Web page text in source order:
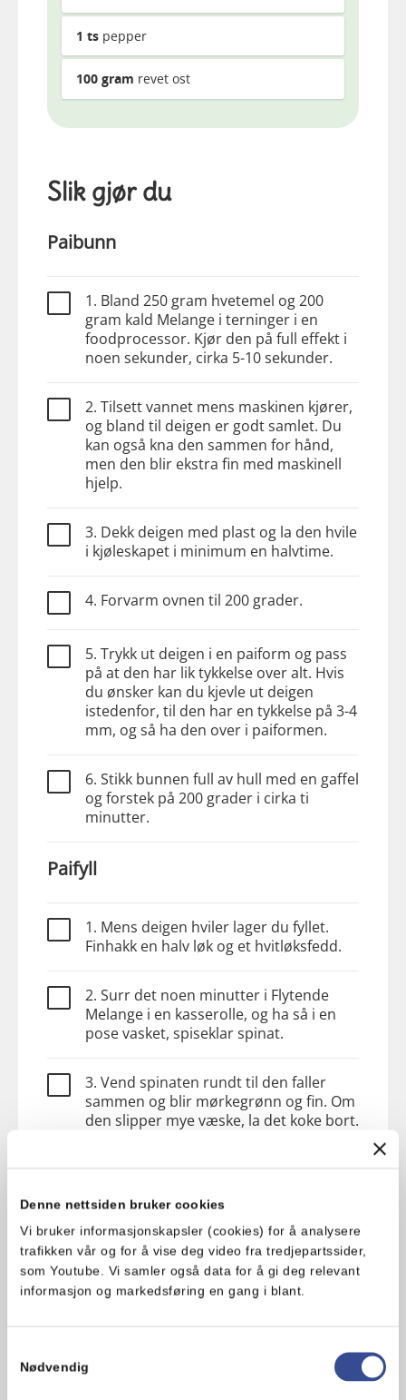
Denne nettsiden bruker cookies
Vi bruker informasjonskapsler (cookies) for å analysere
trafikken vår og for å vise deg video fra tredjepartssider,
som Youtube. Vi samler også data for å gi deg relevant
informasjon og markedsføring en gang i blant.
Nødvendig
1 ts pepper
100 gram revet ost
Slik gjør du
Paibunn
1. Bland 250 gram hvetemel og 200
gram kald Melange i terninger i en
foodprocessor. Kjør den på full effekt i
noen sekunder, cirka 5-10 sekunder.
2. Tilsett vannet mens maskinen kjører,
og bland til deigen er godt samlet. Du
kan også kna den sammen for hånd,
men den blir ekstra fin med maskinell
hjelp.
3. Dekk deigen med plast og la den hvile
i kjøleskapet i minimum en halvtime.
4. Forvarm ovnen til 200 grader.
5. Trykk ut deigen i en paiform og pass
på at den har lik tykkelse over alt. Hvis
du ønsker kan du kjevle ut deigen
istedenfor, til den har en tykkelse på 3-4
mm, og så ha den over i paiformen.
6. Stikk bunnen full av hull med en gaffel
og forstek på 200 grader i cirka ti
minutter.
Paifyll
1. Mens deigen hviler lager du fyllet.
Finhakk en halv løk og et hvitløksfedd.
2. Surr det noen minutter i Flytende
Melange i en kasserolle, og ha så i en
pose vasket, spiseklar spinat.
3. Vend spinaten rundt til den faller
sammen og blir mørkegrønn og fin. Om
den slipper mye væske, la det koke bort.
5. Visp sammen egg, yoghurt naturell,
salt og pepper i en bolle.
6. Ha løk, spinat og smårettskinke over
toppen.